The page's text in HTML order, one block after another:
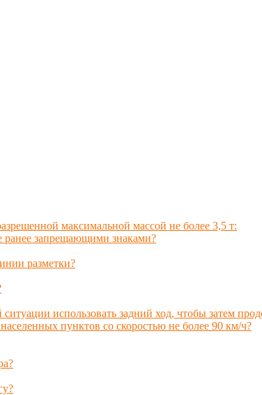
максимальной массой не более 3,5 т:
ранее запрещающими знаками?
разметки?
использовать задний ход, чтобы затем
пунктов со скоростью не более 90 км/ч?